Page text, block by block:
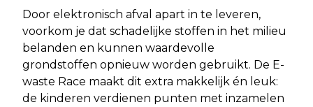
Door elektronisch afval apart in te leveren,
voorkom je dat schadelijke stoffen in het milieu
belanden en kunnen waardevolle
grondstoffen opnieuw worden gebruikt. De E-
waste Race maakt dit extra makkelijk én leuk:
de kinderen verdienen punten met inzamelen